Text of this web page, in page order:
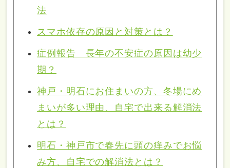
法
スマホ依存の原因と対策とは？
症例報告 長年の不安症の原因は幼少
期？
神戸・明石にお住まいの方、冬場にめ
まいが多い理由、自宅で出来る解消法
とは？
明石・神戸市で春先に頭の痒みでお悩
み方、自宅での解消法とは？